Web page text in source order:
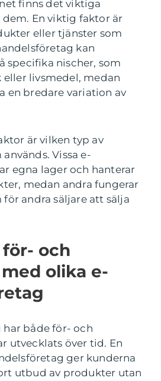
finns det viktiga
En viktig faktor är
eller tjänster som
kan
specifika nischer, som
livsmedel, medan
en bredare variation av
är vilken typ av
Vissa e-
egna lager och hanterar
medan andra fungerar
andra säljare att sälja
och
olika e-
har både för- och
utvecklats över tid. En
ger kunderna
utbud av produkter utan